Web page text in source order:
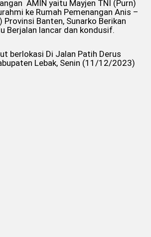
AMIN yaitu Mayjen TNI (Purn)
ke Rumah Pemenangan Anis –
Provinsi Banten, Sunarko Berikan
Berjalan lancar dan kondusif.
berlokasi Di Jalan Patih Derus
Lebak, Senin (11/12/2023)